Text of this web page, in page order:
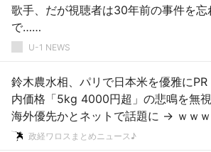
歌手、だが視聴者は30年前の事件を
で……
U-1 NEWS
鈴木農水相、パリで日本米を優雅にPR →
内価格「5kg 4000円超」の悲鳴を無
海外優先かとネットで話題に → ｗｗｗ
ｗｗｗｗｗｗｗｗｗｗｗｗ
政経ワロスまとめニュース♪